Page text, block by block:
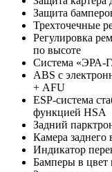
Защита
Трехточечные
Регулировка
по высоте
Система
ABS с
+ AFU
ESP-система
функцией HSA
Задний
Камера заднего
Индикатор
Бамперы в цвет